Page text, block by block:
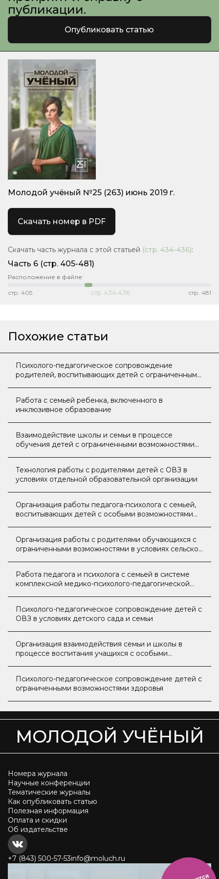
публикации.
Опубликовать статью
Молодой учёный №25 (263) июнь 2019 г.
Скачать номер в PDF
Скачать часть журнала с этой статьей (стр. 434-436):
Часть 6 (стр. 405-481)
Расположение в файле:
стр. 405 стр. 434-436 стр. 481
Похожие статьи
Психолого-педагогическое сопровождение
родителей, воспитывающих детей с ограниченными
Работа с семьей ребенка, включенного в
инклюзивное образование
Взаимодействие школы и семьи в процессе
обучения детей с ограниченными возможностями
Технология работы с родителями детей с ОВЗ в
условиях отдельной образовательной организации
Организация работы педагога-психолога с семьей,
воспитывающих детей с особыми возможностями
Организация работы с родителями обучающихся с
ограниченными возможностями в условиях сельской
Работа педагога и психолога с семьей в системе
комплексной медико-психолого-педагогической
Психолого-педагогическое сопровождение детей с
ОВЗ в условиях детского сада и семьи
Организация взаимодействия семьи и школы в
процессе воспитания учащихся с особыми
Психолого-педагогическое сопровождение детей с
ограниченными возможностями здоровья
МОЛОДОЙ УЧЁНЫЙ
Номера журнала
Научные конференции
Тематические журналы
Как опубликовать статью
Полезная информация
Оплата и скидки
Об издательстве
+7 (843) 500-57-53info@moluch.ru